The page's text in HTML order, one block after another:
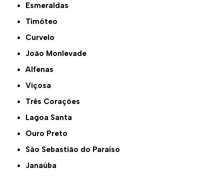
Esmeraldas
Timóteo
Curvelo
João Monlevade
Alfenas
Viçosa
Três Corações
Lagoa Santa
Ouro Preto
São Sebastião do Paraíso
Janaúba